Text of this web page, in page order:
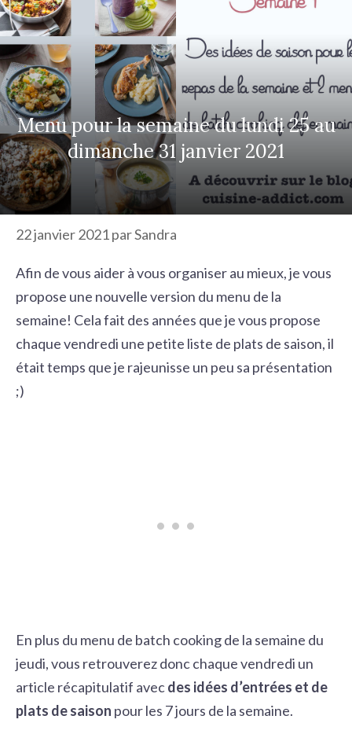
r
c
h
e
r
Menu pour la semaine du lundi 25 au
dimanche 31 janvier 2021
22 janvier 2021parSandra
Afin de vous aider à vous organiser au mieux, je vous
propose une nouvelle version du menu de la
semaine! Cela fait des années que je vous propose
chaque vendredi une petite liste de plats de saison, il
était temps que je rajeunisse un peu sa présentation
;)
En plus du menu de batch cookingde la semaine du
jeudi, vous retrouverez donc chaque vendredi un
article récapitulatif avecdes idées d’entrées et de
plats de saison pour les 7 jours de la semaine.